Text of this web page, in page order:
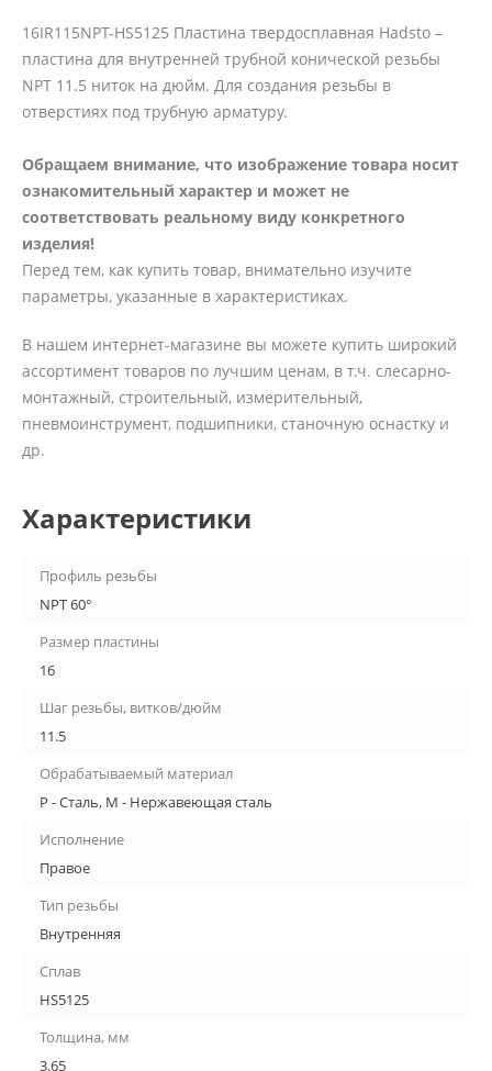
16IR115NPT-HS5125 Пластина твердосплавная Hadsto –
пластина для внутренней трубной конической резьбы
NPT 11.5 ниток на дюйм. Для создания резьбы в
отверстиях под трубную арматуру.
Обращаем внимание, что изображение товара носит
ознакомительный характер и может не
соответствовать реальному виду конкретного
изделия!
Перед тем, как купить товар, внимательно изучите
параметры, указанные в характеристиках.
В нашем интернет-магазине вы можете купить широкий
ассортимент товаров по лучшим ценам, в т.ч. слесарно-
монтажный, строительный, измерительный,
пневмоинструмент, подшипники, станочную оснастку и
др.
Характеристики
Профиль резьбы
NPT 60°
Размер пластины
16
Шаг резьбы, витков/дюйм
11.5
Обрабатываемый материал
P - Сталь, M - Нержавеющая сталь
Исполнение
Правое
Тип резьбы
Внутренняя
Сплав
HS5125
Толщина, мм
3.65